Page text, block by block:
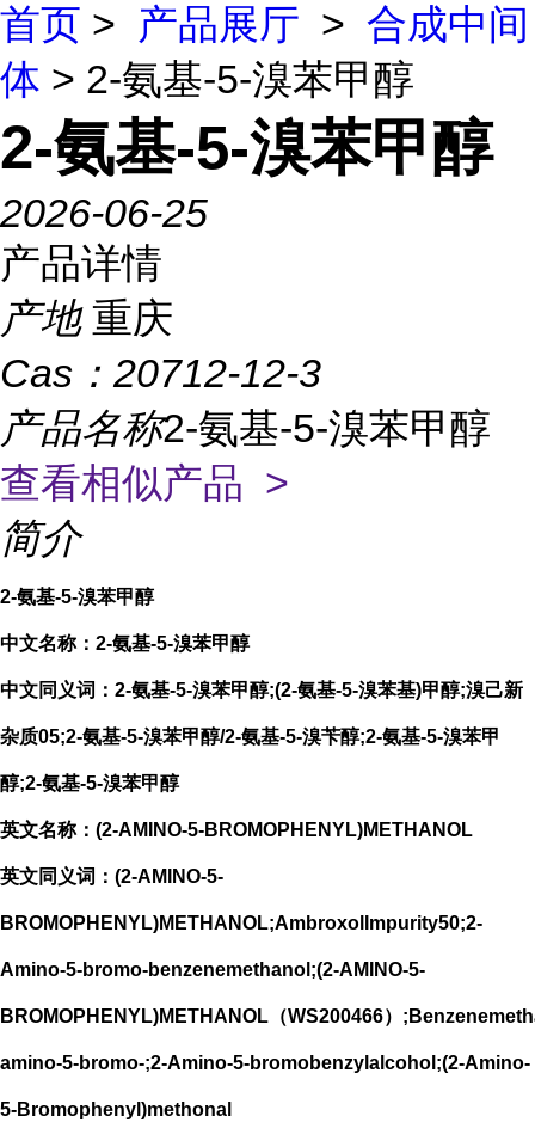
首页 > 产品展厅 > 合成中间
体 > 2-氨基-5-溴苯甲醇
2-氨基-5-溴苯甲醇
2026-06-25
产品详情
产地 重庆
Cas： 20712-12-3
产品名称2-氨基-5-溴苯甲醇
查看相似产品 >
简介
2-氨基-5-溴苯甲醇
中文名称：2-氨基-5-溴苯甲醇
中文同义词：2-氨基-5-溴苯甲醇;(2-氨基-5-溴苯基)甲醇;溴己新
杂质05;2-氨基-5-溴苯甲醇/2-氨基-5-溴苄醇;2-氨基-5-溴苯甲
醇;2-氨基-5-溴苯甲醇
英文名称：(2-AMINO-5-BROMOPHENYL)METHANOL
英文同义词：(2-AMINO-5-
BROMOPHENYL)METHANOL;AmbroxolImpurity50;2-
Amino-5-bromo-benzenemethanol;(2-AMINO-5-
BROMOPHENYL)METHANOL（WS200466）
amino-5-bromo-;2-Amino-5-bromobenzylalcohol;(2-Amino-
5-Bromophenyl)methonal